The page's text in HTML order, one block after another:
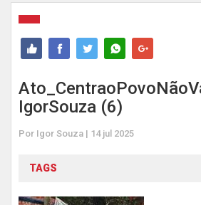
IgorSouza (6)
Por Igor Souza | 14 jul 2025
TAGS